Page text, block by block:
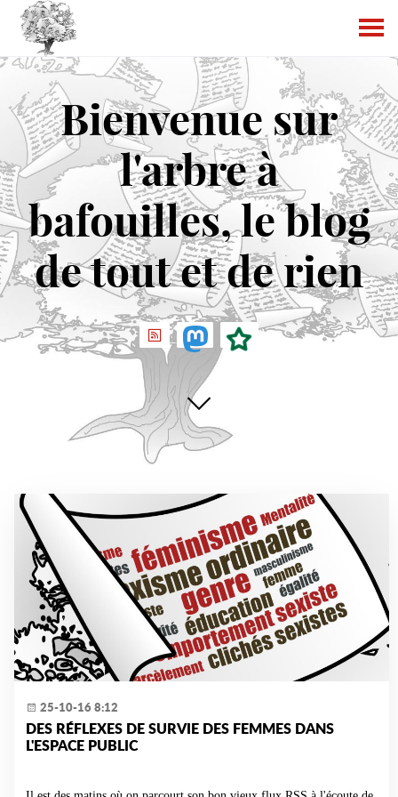
Bienvenue sur
l'arbre à
bafouilles, le blog
de tout et de rien
25-10-16 8:12
DES RÉFLEXES DE SURVIE DES FEMMES DANS
L'ESPACE PUBLIC